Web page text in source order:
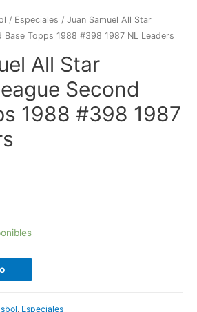
/ Especiales / Juan Samuel All Star
Base Topps 1988 #398 1987 NL Leaders
All Star
Second
1988 #398 1987
, Especiales